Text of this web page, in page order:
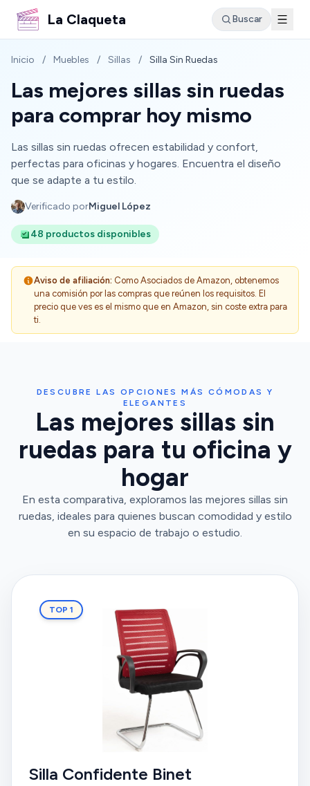
La Claqueta Buscar
Inicio / Muebles / Sillas / Silla Sin Ruedas
Las mejores sillas sin ruedas
para comprar hoy mismo
Las sillas sin ruedas ofrecen estabilidad y confort,
perfectas para oficinas y hogares. Encuentra el diseño
que se adapte a tu estilo.
Verificado porMiguel López
48 productos disponibles
Aviso de afiliación: Como Asociados de Amazon, obtenemos
una comisión por las compras que reúnen los requisitos. El
precio que ves es el mismo que en Amazon, sin coste extra para
ti.
DESCUBRE LAS OPCIONES MÁS CÓMODAS Y
ELEGANTES
Las mejores sillas sin
ruedas para tu oficina y
hogar
En esta comparativa, exploramos las mejores sillas sin
ruedas, ideales para quienes buscan comodidad y estilo
en su espacio de trabajo o estudio.
TOP 1
Silla Confidente Binet